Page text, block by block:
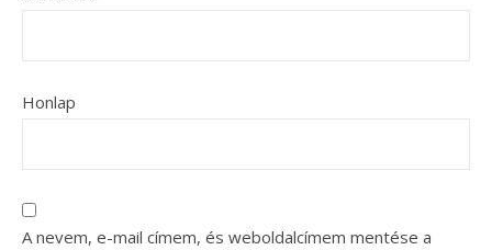
Honlap
A nevem, e-mail címem, és weboldalcímem mentése a